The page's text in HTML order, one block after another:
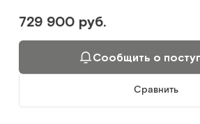
729 900 руб.
Сообщить о
Сравнить